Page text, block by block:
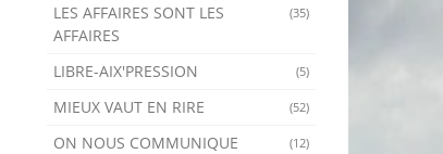
(35)
LES AFFAIRES SONT LES
AFFAIRES
(5)
LIBRE-AIX'PRESSION
(52)
MIEUX VAUT EN RIRE
(12)
ON NOUS COMMUNIQUE